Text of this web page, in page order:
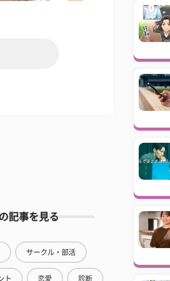
記事を見る
サークル・部活
ト 恋愛 診断